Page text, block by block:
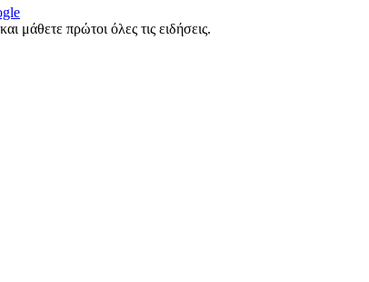
και μάθετε πρώτοι όλες τις ειδήσεις.